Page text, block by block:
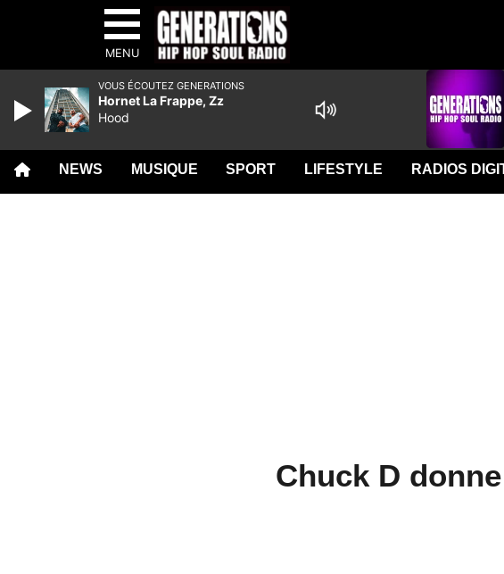
MENU
NEWS MUSIQUE SPORT LIFESTYLE RADIOS
Chuck D
VOUS ÉCOUTEZ GENERATIONS
Hornet La Frappe, Zz
Hood